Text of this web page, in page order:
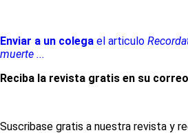
Enviar a un colega el articulo
muerte ...
Reciba la revista gratis en su correo
Suscribase gratis a nuestra revista y